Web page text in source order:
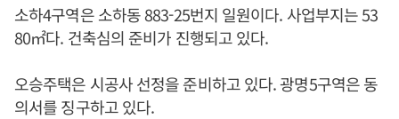
소하4구역은 소하동 883-25번지 일원이다. 사업부지는 53
80㎡다. 건축심의 준비가 진행되고 있다.
오승주택은 시공사 선정을 준비하고 있다. 광명5구역은 동
의서를 징구하고 있다.